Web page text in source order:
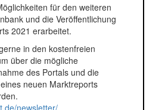
bestehenden Bürogebäudes zu
sollen 128 Wohneinheiten und
Das Objekt befindet sich in
1.245.275 Euro
2017
Immobilien
Exporo
für den weiteren
und die Veröffentlichung
2021 erarbeitet.
in den kostenfreien
über die mögliche
des Portals und die
neuen Marktreports